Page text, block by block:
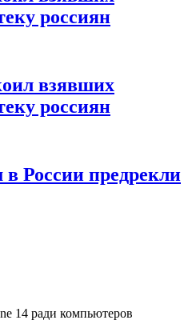
россиян
взявших
россиян
России предрекли
14 ради компьютеров